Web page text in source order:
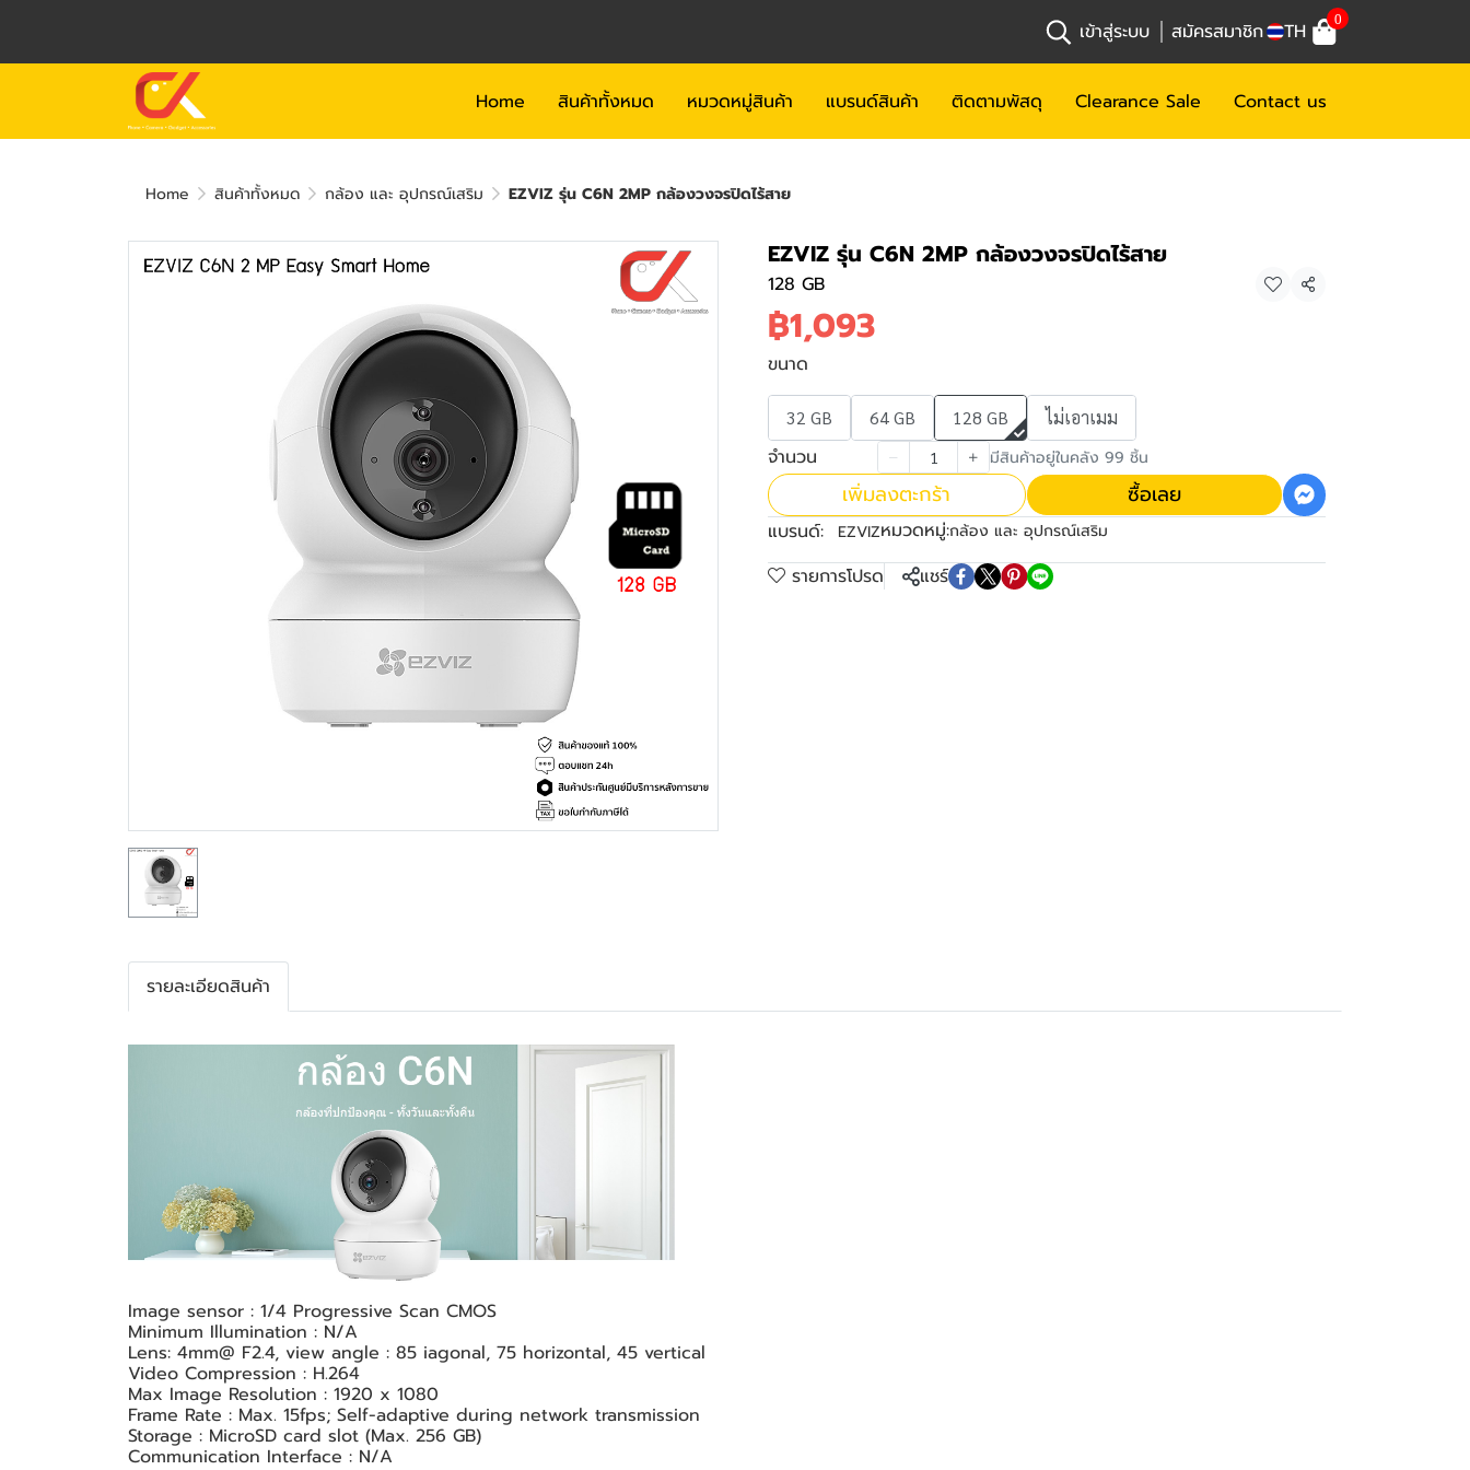
เข้าสู่ระบบ สมัครสมาชิก TH 0
Home สินค้าทั้งหมด หมวดหมู่สินค้า แบรนด์สินค้า ติดตามพัสดุ Clearance Sale Contact us
Home สินค้าทั้งหมด กล้อง และ อุปกรณ์เสริม EZVIZ รุ่น C6N 2MP กล้องวงจรปิดไร้สาย
EZVIZ รุ่น C6N 2MP กล้องวงจรปิดไร้สาย
128 GB แชร์
฿1,093
ขนาด
32 GB 64 GB 128 GB ไม่เอาเมม
จำนวน มีสินค้าอยู่ในคลัง 99 ชิ้น
เพิ่มลงตะกร้า ซื้อเลย
แบรนด์: EZVIZหมวดหมู่:กล้อง และ อุปกรณ์เสริม
รายการโปรด แชร์
รายละเอียดสินค้า
Image sensor : 1/4 Progressive Scan CMOS
Minimum Illumination : N/A
Lens: 4mm@ F2.4, view angle : 85 iagonal, 75 horizontal, 45 vertical
Video Compression : H.264
Max Image Resolution : 1920 x 1080
Frame Rate : Max. 15fps; Self-adaptive during network transmission
Storage : MicroSD card slot (Max. 256 GB)
Communication Interface : N/A